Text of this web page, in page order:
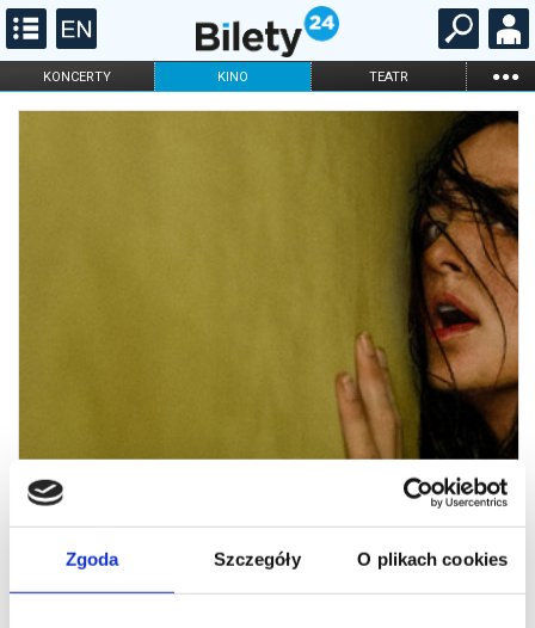
Zgoda Szczegóły O plikach cookies
KONCERTY KINO TEATR ...
FILHARMONIA OPERA I BALET